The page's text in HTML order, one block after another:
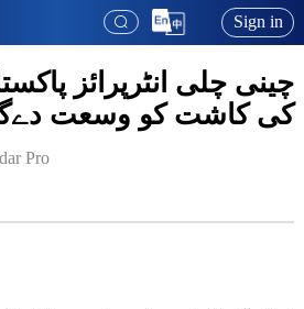
Sign in
چینی چلی انٹرپرائز
کی کاشت کو وسعت
Pro